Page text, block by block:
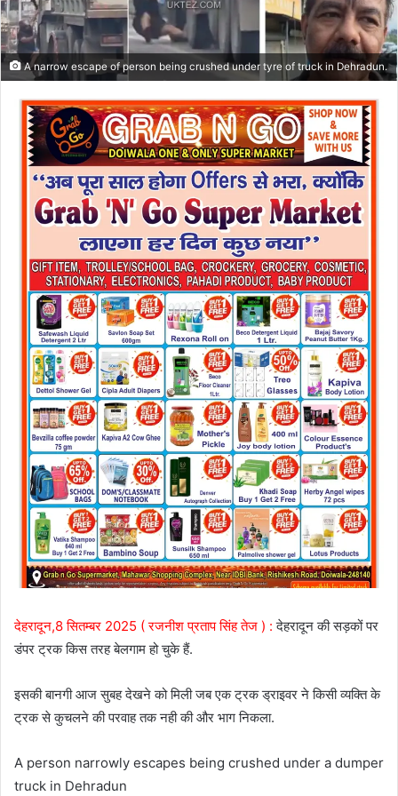
A narrow escape of person being crushed under tyre of truck in Dehradun.
देहरादून,8 सितम्बर 2025 ( रजनीश प्रताप सिंह तेज ) : देहरादून की सड़कों पर
डंपर ट्रक किस तरह बेलगाम हो चुके हैं.
इसकी बानगी आज सुबह देखने को मिली जब एक ट्रक ड्राइवर ने किसी व्यक्ति के
ट्रक से कुचलने की परवाह तक नही की और भाग निकला.
A person narrowly escapes being crushed under a dumper
truck in Dehradun